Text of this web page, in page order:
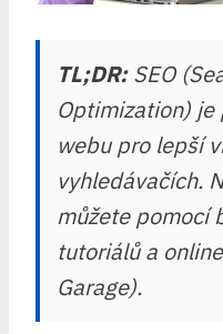
TL;DR:SEO
Optimization)
webu pro lepší
vyhledávačích.
můžete pomocí
tutoriálů a
Garage).